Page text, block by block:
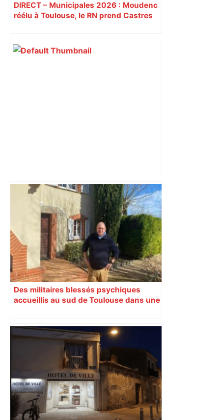
DIRECT – Municipales 2026 : Moudenc
réélu à Toulouse, le RN prend Castres
Municipales 2026 à Toulouse : voiture,
métro et train encombrent la campagne
électorale – – Le Mans.maville.com
Des militaires blessés psychiques
accueillis au sud de Toulouse dans une